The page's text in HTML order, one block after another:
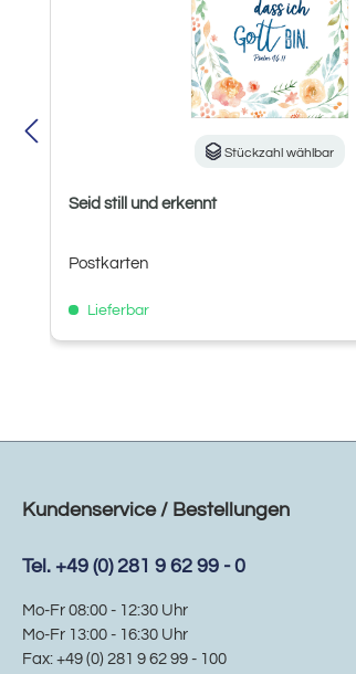
Stückzahl wählbar
Seid still und erkennt
Postkarten
Lieferbar
Kundenservice / Bestellungen
Tel. +49 (0) 281 9 62 99 - 0
Mo-Fr 08:00 - 12:30 Uhr
Mo-Fr 13:00 - 16:30 Uhr
Fax: +49 (0) 281 9 62 99 - 100